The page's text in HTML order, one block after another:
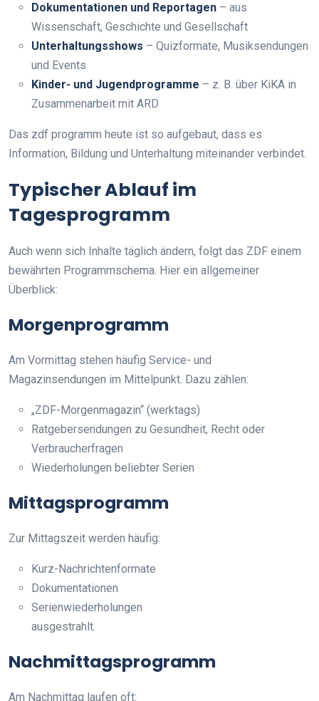
Dokumentationen und Reportagen – aus
Wissenschaft, Geschichte und Gesellschaft
Unterhaltungsshows – Quizformate, Musiksendungen
und Events
Kinder- und Jugendprogramme – z. B. über KiKA in
Zusammenarbeit mit ARD
Das zdf programm heute ist so aufgebaut, dass es
Information, Bildung und Unterhaltung miteinander verbindet.
Typischer Ablauf im
Tagesprogramm
Auch wenn sich Inhalte täglich ändern, folgt das ZDF einem
bewährten Programmschema. Hier ein allgemeiner
Überblick:
Morgenprogramm
Am Vormittag stehen häufig Service- und
Magazinsendungen im Mittelpunkt. Dazu zählen:
„ZDF-Morgenmagazin“ (werktags)
Ratgebersendungen zu Gesundheit, Recht oder
Verbraucherfragen
Wiederholungen beliebter Serien
Mittagsprogramm
Zur Mittagszeit werden häufig:
Kurz-Nachrichtenformate
Dokumentationen
Serienwiederholungen
ausgestrahlt.
Nachmittagsprogramm
Am Nachmittag laufen oft: